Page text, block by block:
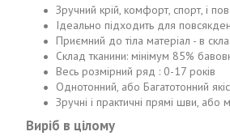
Зручний крій, комфорт, спорт, і
Ідеально підходить для
Приємний до тіла матеріал - в
Склад тканини: мінімум 85%
Весь розмірний ряд : 0-17 років
Однотонний, або Багатотонний
Зручні і практичні прямі шви, або
Виріб в цілому